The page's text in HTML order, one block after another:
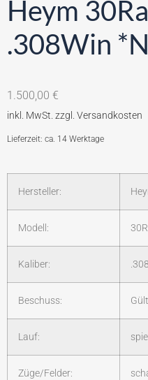
Heym
.308Win
1.500,00 €
Lieferzeit: ca. 14 Werktage
Hersteller:
Modell:
Kaliber:
Beschuss:
Lauf:
Züge/Felder: